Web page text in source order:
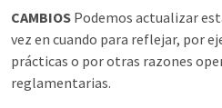
CAMBIOS Podemos actualizar
vez en cuando para reflejar, por
prácticas o por otras razones
reglamentarias.